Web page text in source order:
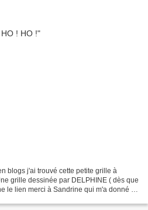
blogs j'ai trouvé cette petite grille à
grille dessinée par DELPHINE ( dès que
le lien merci à Sandrine qui m'a donné le